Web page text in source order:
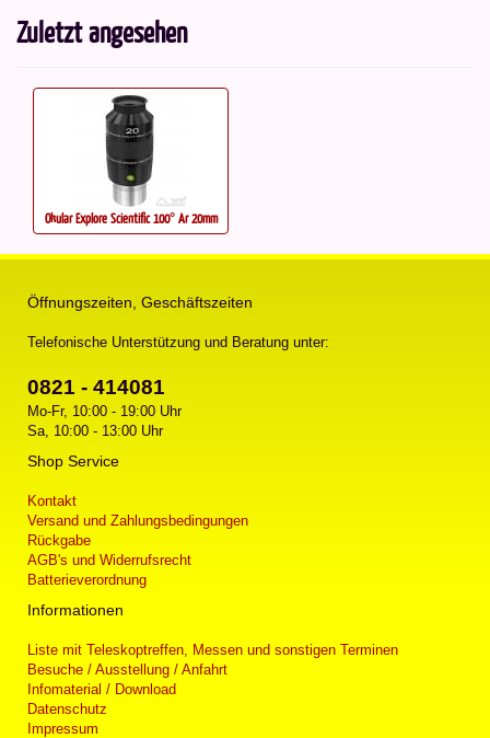
Zuletzt angesehen
Okular Explore Scientific 100° Ar 20mm
Öffnungszeiten, Geschäftszeiten
Telefonische Unterstützung und Beratung unter:
0821 - 414081
Mo-Fr, 10:00 - 19:00 Uhr
Sa, 10:00 - 13:00 Uhr
Shop Service
Kontakt
Versand und Zahlungsbedingungen
Rückgabe
AGB's und Widerrufsrecht
Batterieverordnung
Informationen
Liste mit Teleskoptreffen, Messen und sonstigen Terminen
Besuche / Ausstellung / Anfahrt
Infomaterial / Download
Datenschutz
Impressum